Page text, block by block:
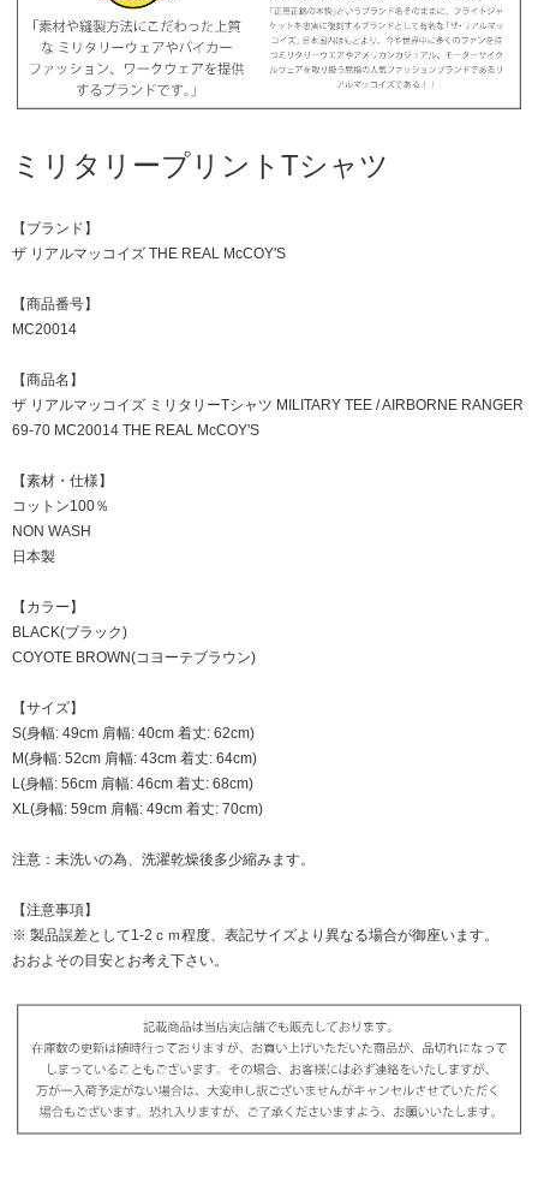
ミリタリープリントTシャツ
【ブランド】
ザ リアルマッコイズ THE REAL McCOY'S
【商品番号】
MC20014
【商品名】
ザ リアルマッコイズ ミリタリーTシャツ MILITARY TEE / AIRBORNE RANGER
69-70 MC20014 THE REAL McCOY'S
【素材・仕様】
コットン100％
NON WASH
日本製
【カラー】
BLACK(ブラック)
COYOTE BROWN(コヨーテブラウン)
【サイズ】
S(身幅: 49cm 肩幅: 40cm 着丈: 62cm)
M(身幅: 52cm 肩幅: 43cm 着丈: 64cm)
L(身幅: 56cm 肩幅: 46cm 着丈: 68cm)
XL(身幅: 59cm 肩幅: 49cm 着丈: 70cm)
注意：未洗いの為、洗濯乾燥後多少縮みます。
【注意事項】
※ 製品誤差として1-2ｃｍ程度、表記サイズより異なる場合が御座います。
おおよその目安とお考え下さい。